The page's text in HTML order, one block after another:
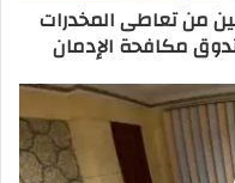
من تعاطى المخدرات
مكافحة الإدمان